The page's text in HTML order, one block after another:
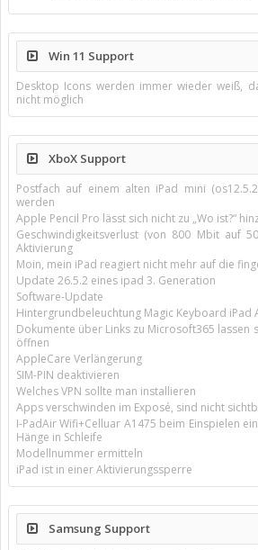
Win 11 Support
Desktop Icons werden immer wieder weiß,
nicht möglich
XboX Support
Postfach auf einem alten iPad mini
werden
Apple Pencil Pro lässt sich nicht zu „Wo ist?“
Geschwindigkeitsverlust (von 800 Mbit auf
Aktivierung
Moin, mein iPad reagiert nicht mehr auf die
Update 26.5.2 eines ipad 3. Generation
Software-Update
Hintergrundbeleuchtung Magic Keyboard iPad
Dokumente über Links zu Microsoft365 lassen
öffnen
AppleCare Verlängerung
SIM-PIN deaktivieren
Welches VPN sollte man installieren
Apps verschwinden im Exposé, sind nicht
I-PadAir Wifi+Celluar A1475 beim Einspielen
Hänge in Schleife
Modellnummer ermitteln
iPad ist in einer Aktivierungssperre
Samsung Support